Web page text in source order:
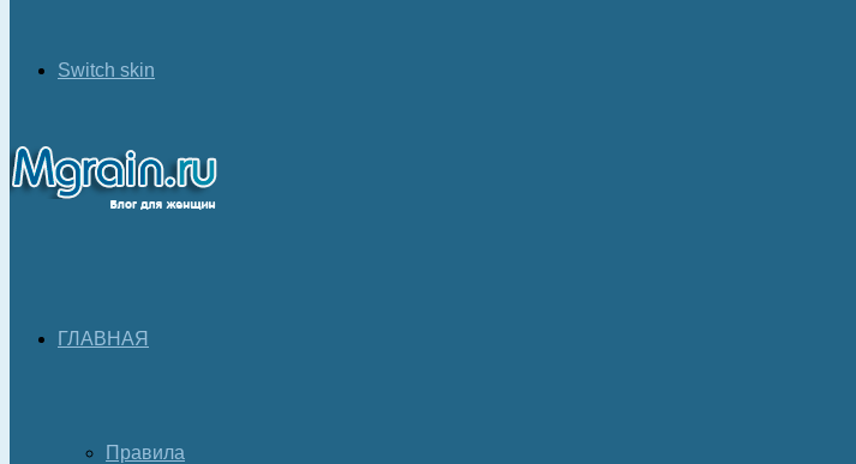
Switch skin
ГЛАВНАЯ
Правила